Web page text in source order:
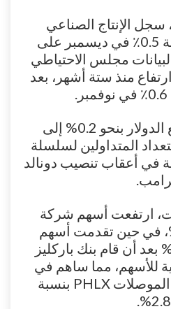
سجل الإنتاج الصناعي
الأمريكي نموا بنسبة 0.5٪ في ديسمبر على
مجلس الاحتياطي
منذ ستة أشهر، بعد
ويوم الإثنين، تراجع الدولار بنحو 0.2% إلى
مع استعداد المتداولين لسلسلة
في أعقاب تنصيب دونالد
ارتفعت أسهم شركة
بنسبة 3.1%، في حين تقدمت أسهم
بنسبة 3.5% بعد أن قام بنك باركليز
للأسهم، مما ساهم في
تعزيز مؤشر أشباه الموصلات PHLX بنسبة